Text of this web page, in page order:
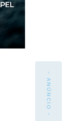
- ANÚNCIO -